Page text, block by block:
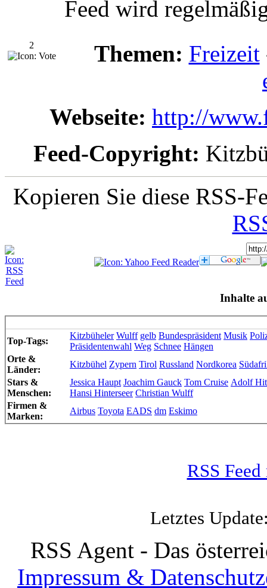
Feed wird
2 Themen: Freizeit
Webseite: http://
Feed-Copyright:
Kopieren Sie diese RSS-
Inhalte
Top-Tags:
Kitzbüheler Wulff gelb Bundespräsident Musik
Präsidentenwahl Weg Schnee Hängen
Orte &
Länder:
Kitzbühel Zypern Tirol Russland Nordkorea
Stars &
Menschen:
Jessica Haupt Joachim Gauck Tom Cruise Adolf
Hansi Hinterseer Christian Wulff
Firmen &
Marken:
Airbus Toyota EADS dm Eskimo
RSS
Letztes
RSS Agent - Das
Impressum &